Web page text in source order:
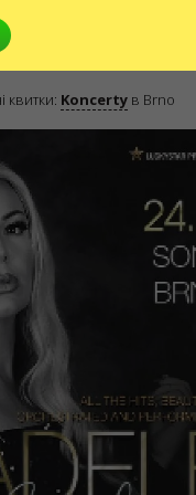
events
квитки: Koncerty в Brno